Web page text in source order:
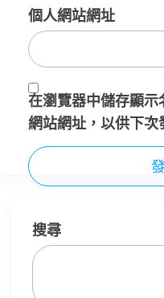
個人網站網址
在瀏覽器中儲存顯示
網站網址，以供下次
搜尋